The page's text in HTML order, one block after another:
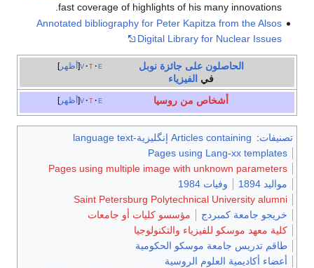
fast coverage of highlights of his many innovations.
Annotated bibliography for Peter Kapitza from the Alsos
Digital Library for Nuclear Issues
أظهر v t e
الحاصلون على جائزة نوبل
في الفيزياء
أظهر v t e أشخاص من روسيا
تصنيفات: Articles containing إنگليزية-language text
Pages using Lang-xx templates
Pages using multiple image with unknown parameters
مواليد 1894
وفيات 1984
Saint Petersburg Polytechnical University alumni
خريجو جامعة كمبردج
مؤسسو كليات أو جامعات
كلية معهد موسكو للفيزياء والتكنولوجيا
طاقم تدريس جامعة موسكو الحكومية
أعضاء أكاديمية العلوم الروسية